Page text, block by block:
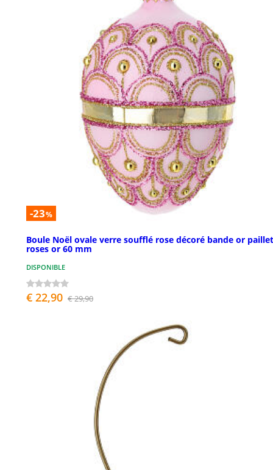
-23%
Boule Noël ovale verre soufflé rose décoré bande or
roses or 60 mm
DISPONIBLE
€ 22,90 € 29,90